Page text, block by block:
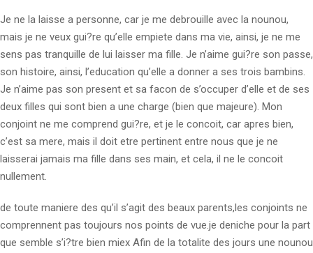
Je ne la laisse a personne, car je me debrouille avec la nounou,
mais je ne veux gui?re qu’elle empiete dans ma vie, ainsi, je ne me
sens pas tranquille de lui laisser ma fille. Je n’aime gui?re son passe,
son histoire, ainsi, l’education qu’elle a donner a ses trois bambins.
Je n’aime pas son present et sa facon de s’occuper d’elle et de ses
deux filles qui sont bien a une charge (bien que majeure). Mon
conjoint ne me comprend gui?re, et je le concoit, car apres bien,
c’est sa mere, mais il doit etre pertinent entre nous que je ne
laisserai jamais ma fille dans ses main, et cela, il ne le concoit
nullement.
de toute maniere des qu’il s’agit des beaux parents,les conjoints ne
comprennent pas toujours nos points de vue.je deniche pour la part
que semble s’i?tre bien miex Afin de la totalite des jours une nounou